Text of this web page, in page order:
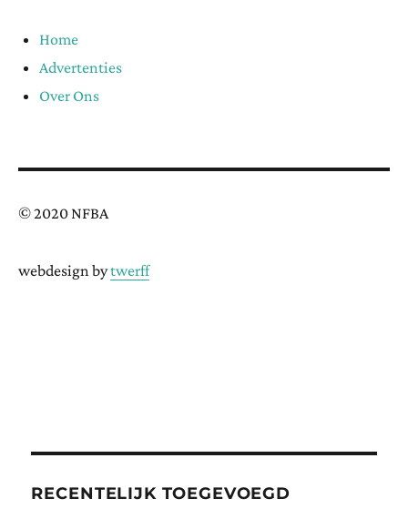
Home
Advertenties
Over Ons
© 2020 NFBA
webdesign bytwerff
RECENTELIJK TOEGEVOEGD